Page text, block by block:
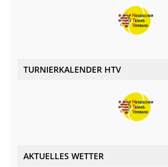
TURNIERKALENDER HTV
AKTUELLES WETTER